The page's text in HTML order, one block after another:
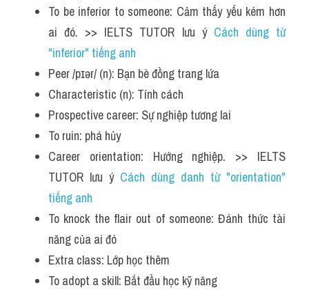
To be inferior to someone: Cảm thấy yếu kém hơn
ai đó. >> IELTS TUTOR lưu ý Cách dùng từ
"inferior" tiếng anh
Peer /pɪər/ (n): Bạn bè đồng trang lứa
Characteristic (n): Tính cách
Prospective career: Sự nghiệp tương lai
To ruin: phá hủy
Career orientation: Hướng nghiệp. >> IELTS
TUTOR lưu ý Cách dùng danh từ "orientation"
tiếng anh
To knock the flair out of someone: Đánh thức tài
năng của ai đó
Extra class: Lớp học thêm
To adopt a skill: Bắt đầu học kỹ năng